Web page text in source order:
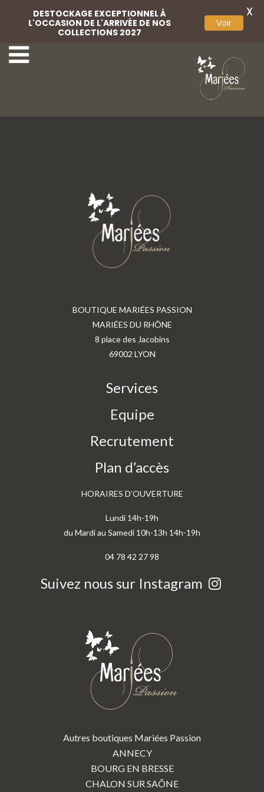
Voile
BOUTIQUE MARIÉES PASSION
MARIÉES DU RHÔNE
8 place des Jacobins
69002 LYON
Services
Equipe
Recrutement
Plan d’accès
HORAIRES D’OUVERTURE
Lundi 14h-19h
du Mardi au Samedi 10h-13h 14h-19h
04 78 42 27 98
Suivez nous sur Instagram
Autres boutiques Mariées Passion
ANNECY
BOURG EN BRESSE
CHALON SUR SAÔNE
DESTOCKAGE EXCEPTIONNEL À
L'OCCASION DE L'ARRIVÉE DE NOS
COLLECTIONS 2027
Voir
X